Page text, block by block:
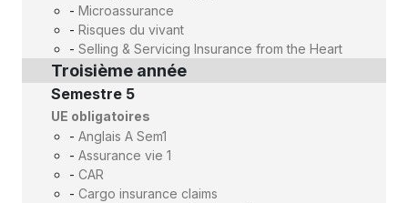
- Microassurance
- Risques du vivant
- Selling & Servicing Insurance from the Heart
Troisième année
Semestre 5
UE obligatoires
- Anglais A Sem1
- Assurance vie 1
- CAR
- Cargo insurance claims